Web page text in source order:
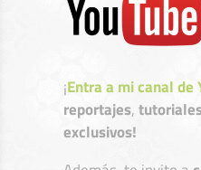
¡Entra a mi canal de
reportajes,
exclusivos!